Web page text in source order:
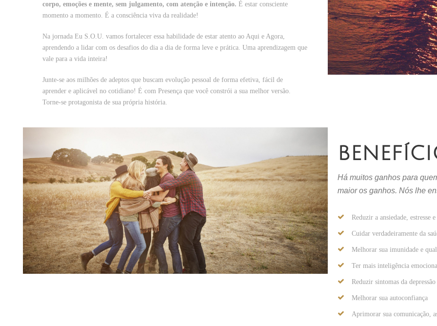
corpo, emoções e mente, sem julgamento, com atenção e intenção. É estar consciente
momento a momento. É a consciência viva da realidade!
Na jornada Eu S.O.U. vamos fortalecer essa habilidade de estar atento ao Aqui e Agora,
aprendendo a lidar com os desafios do dia a dia de forma leve e prática. Uma aprendizagem que
vale para a vida inteira!
Junte-se aos milhões de adeptos que buscam evolução pessoal de forma efetiva, fácil de
aprender e aplicável no cotidiano! É com Presença que você constrói a sua melhor versão.
Torne-se protagonista de sua própria história.
Há muitos ganhos para
maior os ganhos. Nós lhe
Reduzir a ansiedade, estresse
Cuidar verdadeiramente da
Melhorar sua imunidade e
Ter mais inteligência
Reduzir sintomas da
Melhorar sua autoconfiança
Aprimorar sua comunicação,